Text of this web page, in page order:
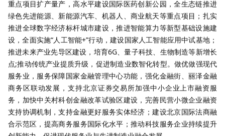
重点项目扩产量产，高水平建设国际医药创新公园，全生态链推进
绿色先进能源、新能源汽车、机器人、商业航天等重点项目；扎实
推进全球数字经济标杆城市建设，推进智能算力等新型基础设施建
设，全面实施“人工智能+”行动，建设国家人工智能应用中试基地；
推进未来产业先导区建设，培育6G、量子科技、生物制造等新增长
点;推动传统产业提质升级，促进制造业数智化转型。做优做强现代
服务业，服务保障国家金融管理中心功能，强化金融街、丽泽金融
商务区联动发展，支持北京证券交易所加强中小企业上市融资服
务，加快中关村科创金融改革试验区建设，完善民营小微企业融资
支持协调机制，支持金融更好服务实体经济；建设北京国际法商融
合示范区，提高商务服务国际化水平；推动科技服务企业持续提升